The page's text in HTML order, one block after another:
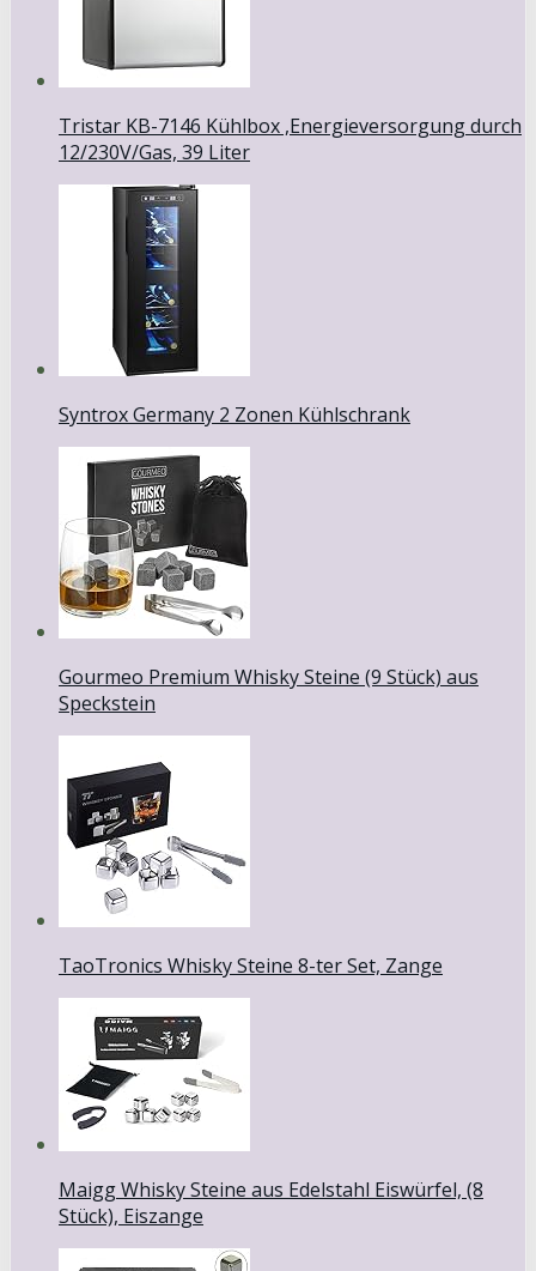
Tristar KB-7146 Kühlbox ,Energieversorgung durch
12/230V/Gas, 39 Liter
Syntrox Germany 2 Zonen Kühlschrank
Gourmeo Premium Whisky Steine (9 Stück) aus
Speckstein
TaoTronics Whisky Steine 8-ter Set, Zange
Maigg Whisky Steine aus Edelstahl Eiswürfel, (8
Stück), Eiszange